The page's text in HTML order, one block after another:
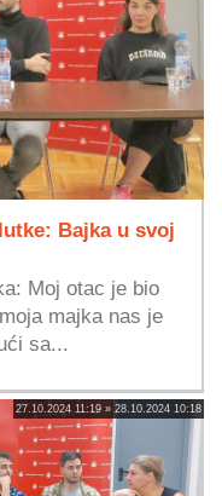
Bajka u svoj
Moj otac je bio
majka nas je
sa...
27.10.2024 11:19 » 28.10.2024 10:18